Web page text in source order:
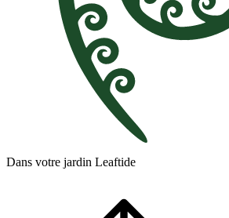
Dans votre jardin Leaftide